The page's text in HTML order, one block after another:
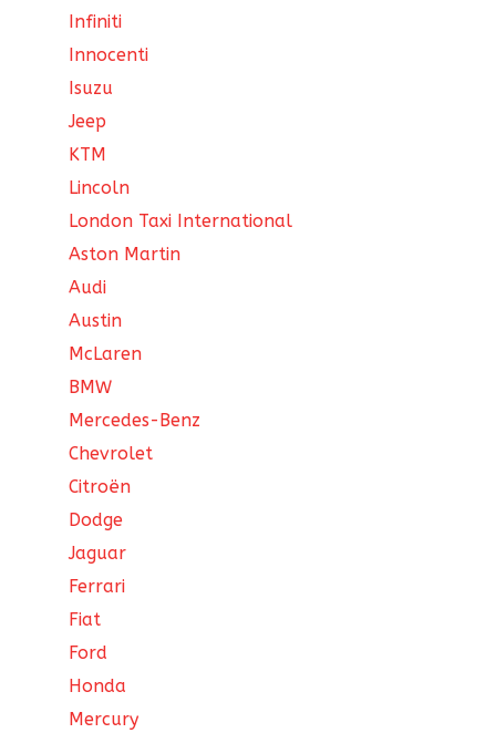
Infiniti
Innocenti
Isuzu
Jeep
KTM
Lincoln
London Taxi International
Aston Martin
Audi
Austin
McLaren
BMW
Mercedes-Benz
Chevrolet
Citroën
Dodge
Jaguar
Ferrari
Fiat
Ford
Honda
Mercury